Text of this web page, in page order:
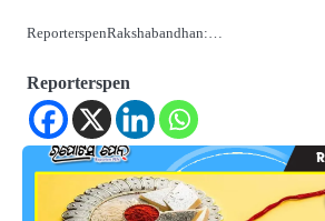
ReporterspenRakshabandhan:…
Reporterspen